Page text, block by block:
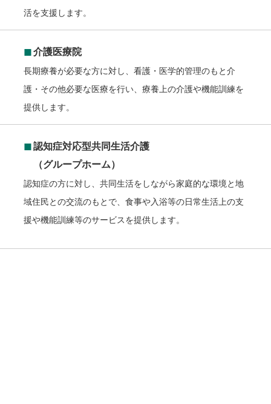
活を支援します。
◼︎介護医療院
長期療養が必要な方に対し、看護・医学的管理のもと介
護・その他必要な医療を行い、療養上の介護や機能訓練を
提供します。
◼︎認知症対応型共同生活介護
（グループホーム）
認知症の方に対し、共同生活をしながら家庭的な環境と地
域住民との交流のもとで、食事や入浴等の日常生活上の支
援や機能訓練等のサービスを提供します。